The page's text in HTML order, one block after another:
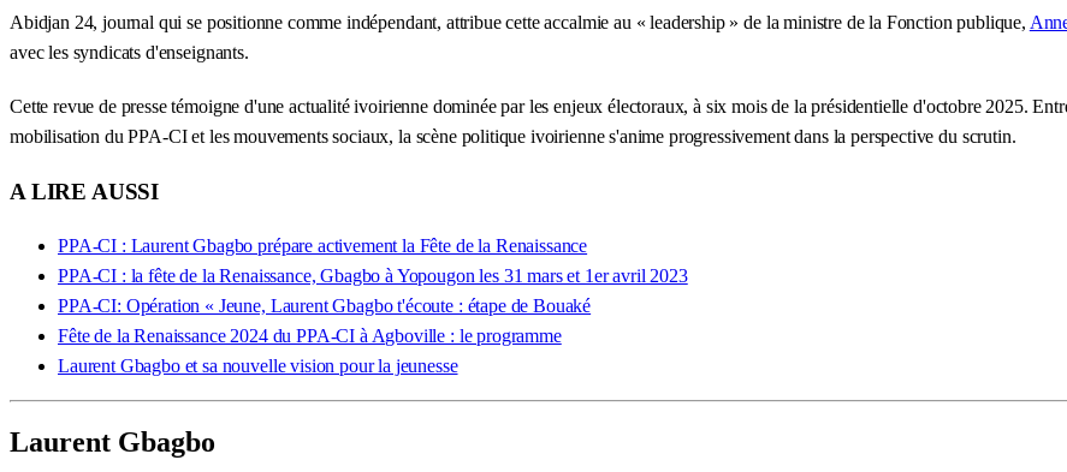
Abidjan 24, journal qui se positionne comme indépendant, attribue cette accalmie au « leadership » de la ministre de la Fonction publique,
avec les syndicats d'enseignants.
Cette revue de presse témoigne d'une actualité ivoirienne dominée par les enjeux électoraux, à six mois de la présidentielle d'octobre 2025.
mobilisation du PPA-CI et les mouvements sociaux, la scène politique ivoirienne s'anime progressivement dans la perspective du scrutin.
A LIRE AUSSI
PPA-CI : Laurent Gbagbo prépare activement la Fête de la Renaissance
PPA-CI : la fête de la Renaissance, Gbagbo à Yopougon les 31 mars et 1er avril 2023
PPA-CI: Opération « Jeune, Laurent Gbagbo t'écoute : étape de Bouaké
Fête de la Renaissance 2024 du PPA-CI à Agboville : le programme
Laurent Gbagbo et sa nouvelle vision pour la jeunesse
Laurent Gbagbo